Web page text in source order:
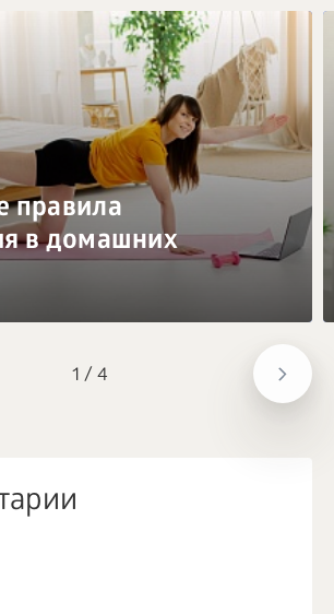
1 / 4
правила
в домашних